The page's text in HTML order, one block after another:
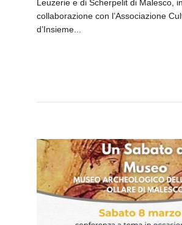
Leuzerie e di Scherpelit di Malesco, in
collaborazione con l’Associazione
d’Insieme...